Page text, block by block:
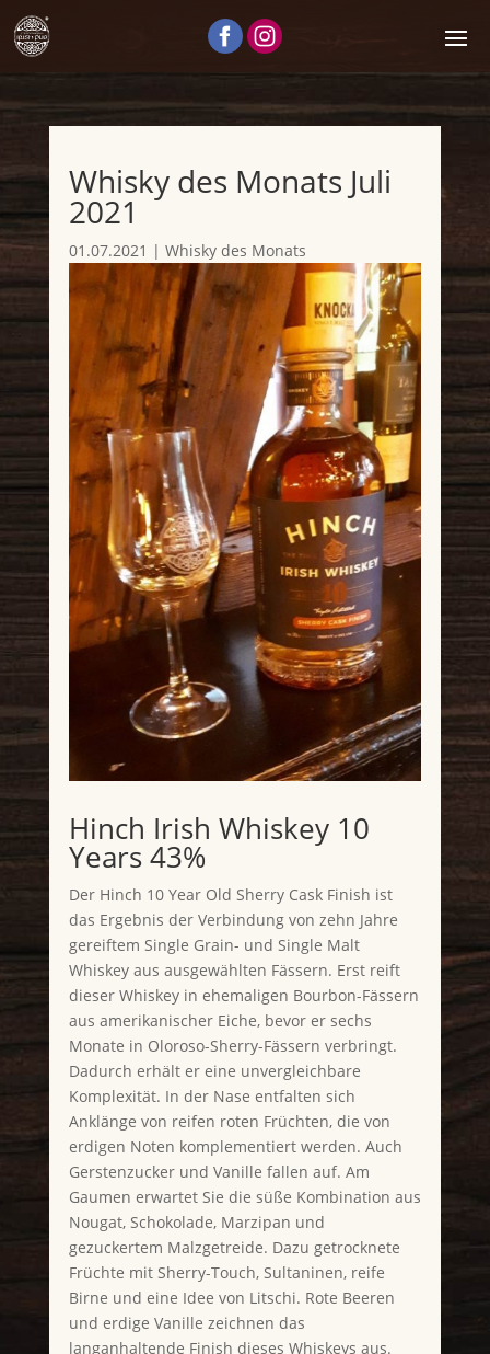
Whisky des Monats Juli
2021
01.07.2021 | Whisky des Monats
Hinch Irish Whiskey 10
Years 43%
Der Hinch 10 Year Old Sherry Cask Finish ist
das Ergebnis der Verbindung von zehn Jahre
gereiftem Single Grain- und Single Malt
Whiskey aus ausgewählten Fässern. Erst reift
dieser Whiskey in ehemaligen Bourbon-Fässern
aus amerikanischer Eiche, bevor er sechs
Monate in Oloroso-Sherry-Fässern verbringt.
Dadurch erhält er eine unvergleichbare
Komplexität. In der Nase entfalten sich
Anklänge von reifen roten Früchten, die von
erdigen Noten komplementiert werden. Auch
Gerstenzucker und Vanille fallen auf. Am
Gaumen erwartet Sie die süße Kombination aus
Nougat, Schokolade, Marzipan und
gezuckertem Malzgetreide. Dazu getrocknete
Früchte mit Sherry-Touch, Sultaninen, reife
Birne und eine Idee von Litschi. Rote Beeren
und erdige Vanille zeichnen das
langanhaltende Finish dieses Whiskeys aus.